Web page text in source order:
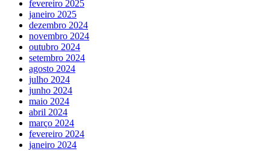
fevereiro 2025
janeiro 2025
dezembro 2024
novembro 2024
outubro 2024
setembro 2024
agosto 2024
julho 2024
junho 2024
maio 2024
abril 2024
março 2024
fevereiro 2024
janeiro 2024